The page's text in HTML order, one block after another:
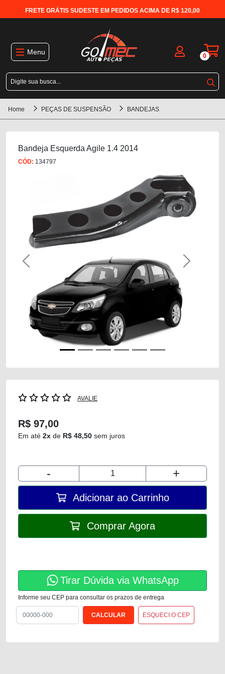
FRETE GRÁTIS SUDESTE EM PEDIDOS ACIMA DE R$ 120,00
Menu 0
Home PEÇAS DE SUSPENSÃO BANDEJAS
Bandeja Esquerda Agile 1.4 2014
CÓD: 134797
Previous Next
AVALIE
R$ 97,00
Em até 2x de R$ 48,50 sem juros
- +
Adicionar ao Carrinho
Comprar Agora
Tirar Dúvida via WhatsApp
Informe seu CEP para consultar os prazos de entrega
ESQUECI O CEP